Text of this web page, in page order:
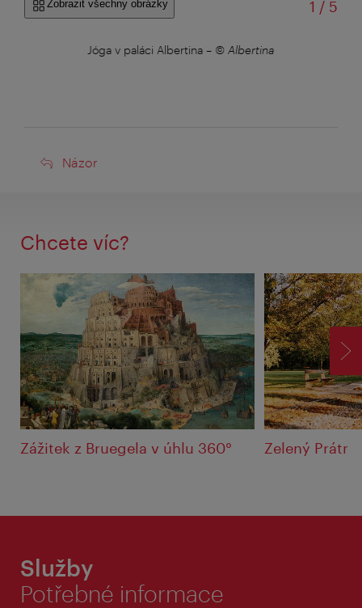
Zobrazit všechny obrázky 1 /z5
Jóga v paláci Albertina – © Albertina
Názor
Názor
Chcete víc?
Zážitek z Bruegela v úhlu 360° Zelený Prátr
Služby
Potřebné informace